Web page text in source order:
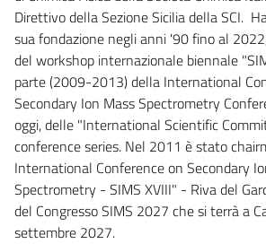
Direttivo della Sezione Sicilia della SCI.
sua fondazione negli anni '90 fino al
del workshop internazionale biennale
parte (2009-2013) della International
Secondary Ion Mass Spectrometry
oggi, delle "International Scientific
conference series. Nel 2011 è stato
International Conference on Secondary
Spectrometry - SIMS XVIII" - Riva del
del Congresso SIMS 2027 che si terrà a
settembre 2027.